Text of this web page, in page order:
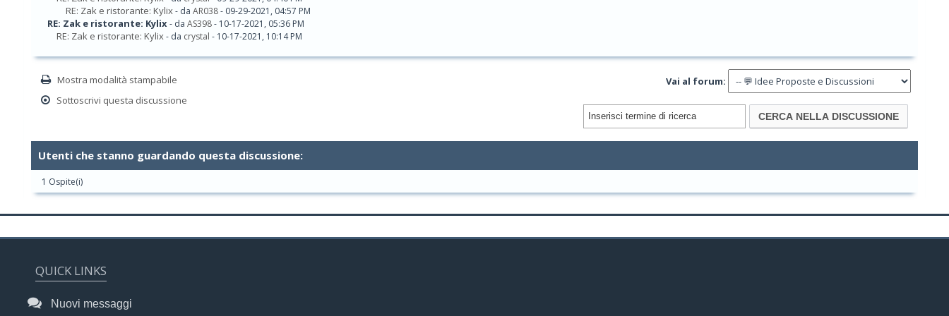
RE: Zak e ristorante: Kylix- da AR038- 09-29-2021, 04:57 PM
RE: Zak e ristorante: Kylix- da AS398- 10-17-2021, 05:36 PM
RE: Zak e ristorante: Kylix- da crystal - 10-17-2021, 10:14 PM
Mostra modalità stampabile
Sottoscrivi questa discussione
Vai al forum:
Utenti che stanno guardando questa discussione:
1 Ospite(i)
QUICK LINKS
Nuovi messaggi